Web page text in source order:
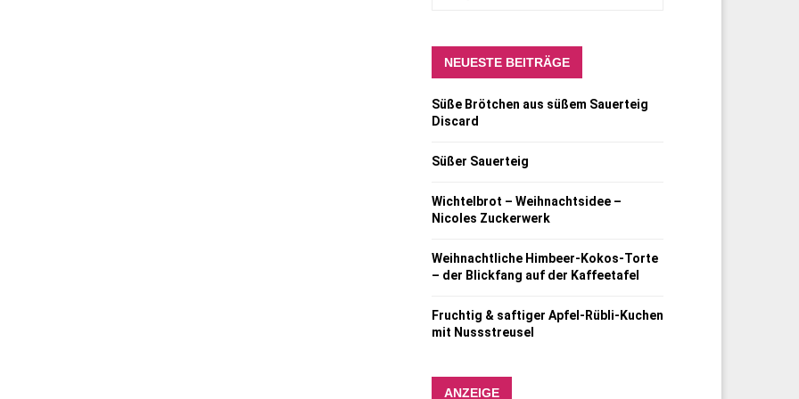
NEUESTE BEITRÄGE
Süße Brötchen aus süßem Sauerteig
Discard
Süßer Sauerteig
Wichtelbrot – Weihnachtsidee –
Nicoles Zuckerwerk
Weihnachtliche Himbeer-Kokos-Torte
– der Blickfang auf der Kaffeetafel
Fruchtig & saftiger Apfel-Rübli-Kuchen
mit Nussstreusel
ANZEIGE